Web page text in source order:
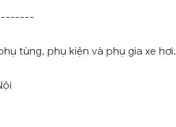
tùng, phụ kiện và phụ gia xe hơi.